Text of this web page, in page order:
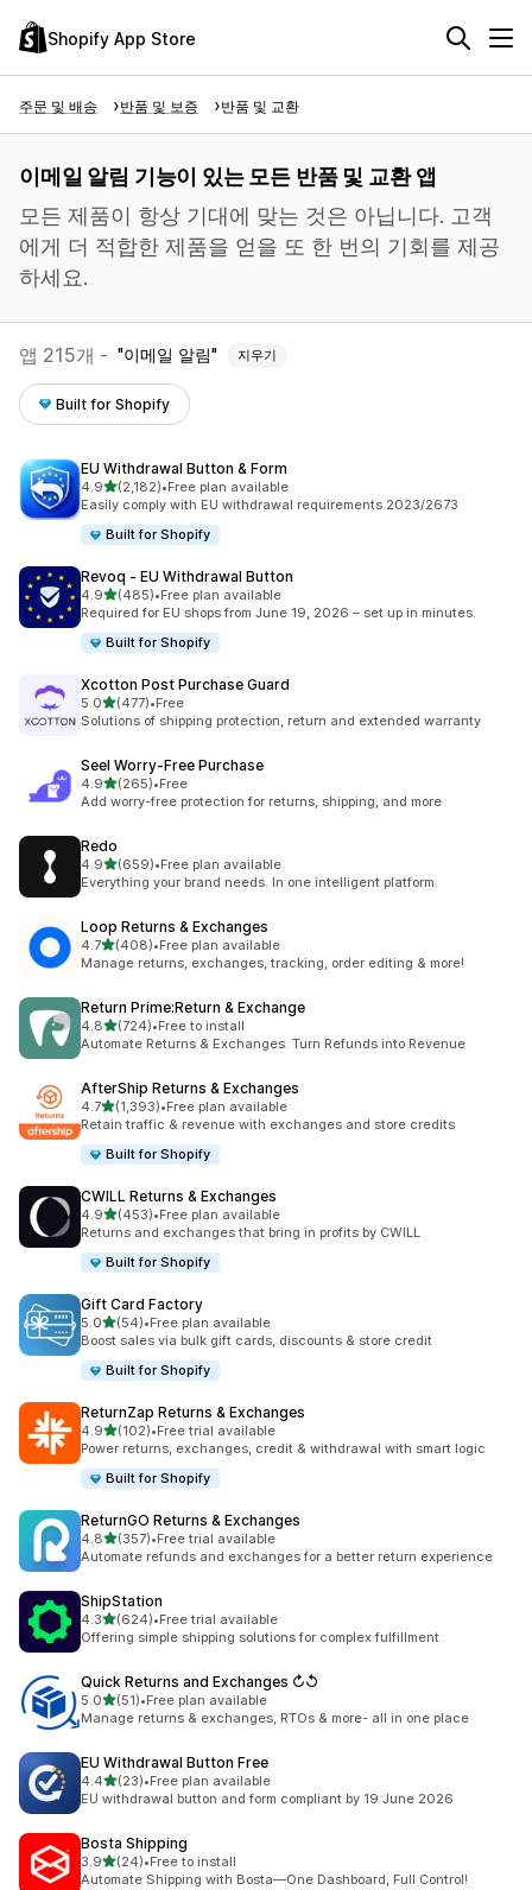
Shopify App Store
주문 및 배송 반품 및 보증 반품 및 교환
이메일 알림 기능이 있는 모든 반품 및 교환 앱
모든 제품이 항상 기대에 맞는 것은 아닙니다. 고객
에게 더 적합한 제품을 얻을 또 한 번의 기회를 제공
하세요.
앱 215개 - 이메일 알림 지우기
Built for Shopify
EU Withdrawal Button & Form
4.9별 5개 중
(2,182)
총 리뷰 2182개
•Free plan available
Easily comply with EU withdrawal requirements 2023/2673
Built for Shopify
Revoq ‑ EU Withdrawal Button
4.9별 5개 중
(485)
총 리뷰 485개
•Free plan available
Required for EU shops from June 19, 2026 – set up in minutes.
Built for Shopify
Xcotton Post Purchase Guard
5.0별 5개 중
(477)
총 리뷰 477개
•Free
Solutions of shipping protection, return and extended warranty
Seel Worry‑Free Purchase
4.9별 5개 중
(265)
총 리뷰 265개
•Free
Add worry-free protection for returns, shipping, and more
Redo
4.9별 5개 중
(659)
총 리뷰 659개
•Free plan available
Everything your brand needs. In one intelligent platform.
Loop Returns & Exchanges
4.7별 5개 중
(408)
총 리뷰 408개
•Free plan available
Manage returns, exchanges, tracking, order editing & more!
Return Prime:Return & Exchange
4.8별 5개 중
(724)
총 리뷰 724개
•Free to install
Automate Returns & Exchanges. Turn Refunds into Revenue
AfterShip Returns & Exchanges
4.7별 5개 중
(1,393)
총 리뷰 1393개
•Free plan available
Retain traffic & revenue with exchanges and store credits
Built for Shopify
CWILL Returns & Exchanges
4.9별 5개 중
(453)
총 리뷰 453개
•Free plan available
Returns and exchanges that bring in profits by CWILL
Built for Shopify
Gift Card Factory
5.0별 5개 중
(54)
총 리뷰 54개
•Free plan available
Boost sales via bulk gift cards, discounts & store credit
Built for Shopify
ReturnZap Returns & Exchanges
4.9별 5개 중
(102)
총 리뷰 102개
•Free trial available
Power returns, exchanges, credit & withdrawal with smart logic
Built for Shopify
ReturnGO Returns & Exchanges
4.8별 5개 중
(357)
총 리뷰 357개
•Free trial available
Automate refunds and exchanges for a better return experience
ShipStation
4.3별 5개 중
(624)
총 리뷰 624개
•Free trial available
Offering simple shipping solutions for complex fulfillment
Quick Returns and Exchanges ↻↺
5.0별 5개 중
(51)
총 리뷰 51개
•Free plan available
Manage returns & exchanges, RTOs & more- all in one place
EU Withdrawal Button Free
4.4별 5개 중
(23)
총 리뷰 23개
•Free plan available
EU withdrawal button and form compliant by 19 June 2026
Bosta Shipping
3.9별 5개 중
(24)
총 리뷰 24개
•Free to install
Automate Shipping with Bosta—One Dashboard, Full Control!